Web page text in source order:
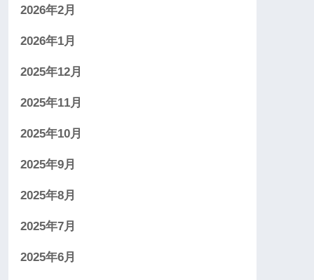
2026年2月
2026年1月
2025年12月
2025年11月
2025年10月
2025年9月
2025年8月
2025年7月
2025年6月